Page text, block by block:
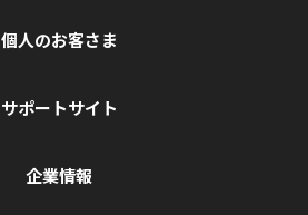
個人のお客さま
サポートサイト
企業情報